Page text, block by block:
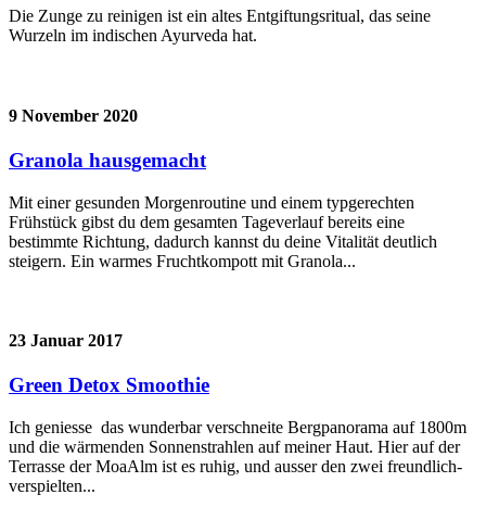
Die Zunge zu reinigen ist ein altes Entgiftungsritual, das seine
Wurzeln im indischen Ayurveda hat.
9 November 2020
Granola hausgemacht
Mit einer gesunden Morgenroutine und einem typgerechten
Frühstück gibst du dem gesamten Tageverlauf bereits eine
bestimmte Richtung, dadurch kannst du deine Vitalität deutlich
steigern. Ein warmes Fruchtkompott mit Granola...
23 Januar 2017
Green Detox Smoothie
Ich geniesse das wunderbar verschneite Bergpanorama auf 1800m
und die wärmenden Sonnenstrahlen auf meiner Haut. Hier auf der
Terrasse der MoaAlm ist es ruhig, und ausser den zwei freundlich-
verspielten...